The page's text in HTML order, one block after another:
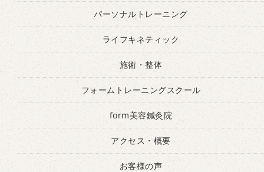
パーソナルトレーニング
ライフキネティック
施術・整体
フォームトレーニングスクール
form美容鍼灸院
アクセス・概要
お客様の声